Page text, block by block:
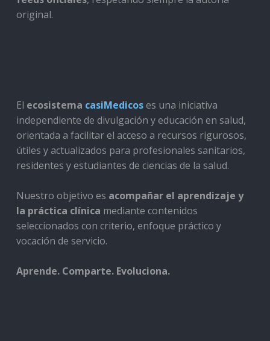
original.
El ecosistema casiMedicoses una iniciativa
independiente de divulgación y educación en salud,
orientada a facilitar el acceso a recursos rigurosos,
útiles y actualizados para profesionales sanitarios,
residentes y estudiantes de ciencias de la salud.
Nuestro objetivo es acompañar el aprendizaje y
la práctica clínica mediante contenidos
seleccionados con criterio, enfoque práctico y
vocación de servicio.
Aprende. Comparte. Evoluciona.